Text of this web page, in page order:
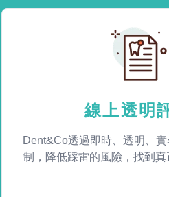
線上透明
Dent&Co透過即時、透明、
制，降低踩雷的風險，找到真